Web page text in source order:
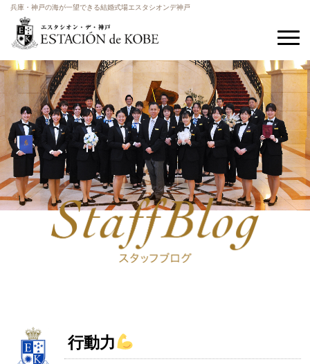
兵庫・神戸の海が一望できる結婚式場エスタシオンデ神戸
行動力